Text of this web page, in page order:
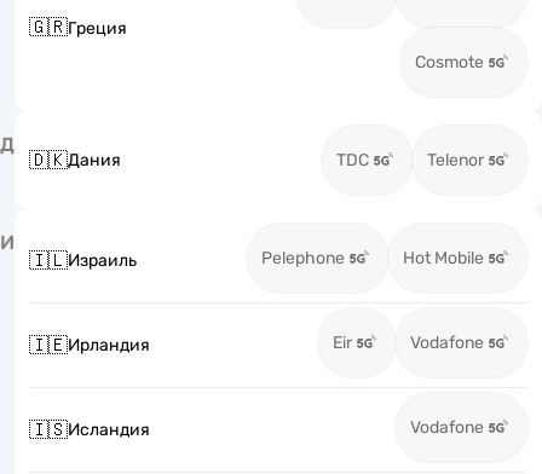
🇬🇷Греция
Cosmote
Д
🇩🇰Дания TDC Telenor
И
🇮🇱Израиль Pelephone Hot Mobile
🇮🇪Ирландия Eir Vodafone
🇮🇸Исландия Vodafone